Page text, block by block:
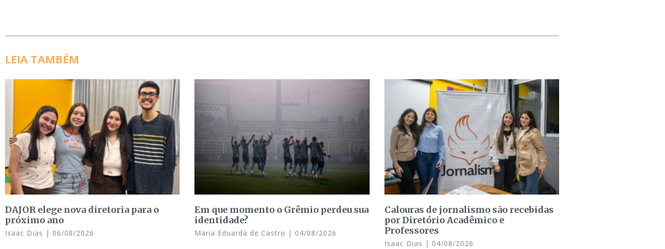
LEIA TAMBÉM
DAJOR elege nova diretoria para o
próximo ano
Isaac Dias 06/08/2026
Em que momento o Grêmio perdeu sua
identidade?
Maria Eduarda de Castro 04/08/2026
Calouras de jornalismo são recebidas
por Diretório Acadêmico e
Professores
Isaac Dias 04/08/2026